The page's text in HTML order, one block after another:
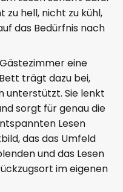
hell, nicht zu kühl,
das Bedürfnis nach
eine
trägt dazu bei,
unterstützt. Sie lenkt
sorgt für genau die
Lesen
das das Umfeld
und das Lesen
im eigenen